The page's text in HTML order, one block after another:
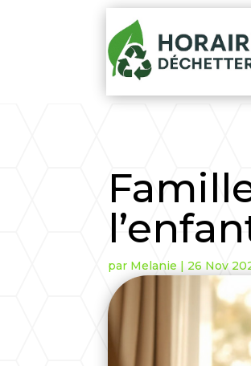
par Melanie | 26 Nov